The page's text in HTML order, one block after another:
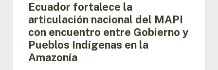
Amazonía
Ecuador fortalece la
articulación nacional del MAPI
con encuentro entre Gobierno y
Pueblos Indígenas en la
Amazonía